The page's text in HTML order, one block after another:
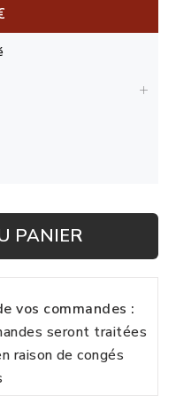
PANIER
vos commandes :
seront traitées
raison de congés